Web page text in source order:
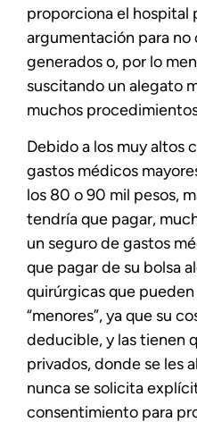
proporciona el hospital
argumentación para no
generados o, por lo
suscitando un alegato
muchos
Debido a los muy altos
gastos médicos
los 80 o 90 mil pesos,
tendría que pagar,
un seguro de gastos
que pagar de su bolsa
quirúrgicas que
“menores”, ya que su
deducible, y las tienen
privados, donde se les
nunca se solicita
consentimiento para